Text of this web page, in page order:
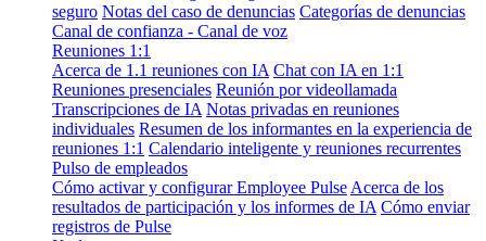
seguro Notas del caso de denuncias Categorías de denuncias
Canal de confianza - Canal de voz
Reuniones 1:1
Acerca de 1.1 reuniones con IA Chat con IA en 1:1
Reuniones presenciales Reunión por videollamada
Transcripciones de IA Notas privadas en reuniones
individuales Resumen de los informantes en la experiencia de
reuniones 1:1 Calendario inteligente y reuniones recurrentes
Pulso de empleados
Cómo activar y configurar Employee Pulse Acerca de los
resultados de participación y los informes de IA Cómo enviar
registros de Pulse